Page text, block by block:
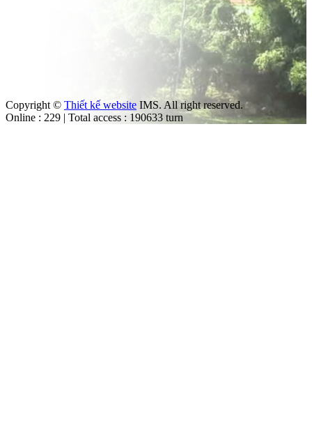
Copyright © Thiết kế website IMS. All right reserved.
Online : 229 | Total access : 190633 turn